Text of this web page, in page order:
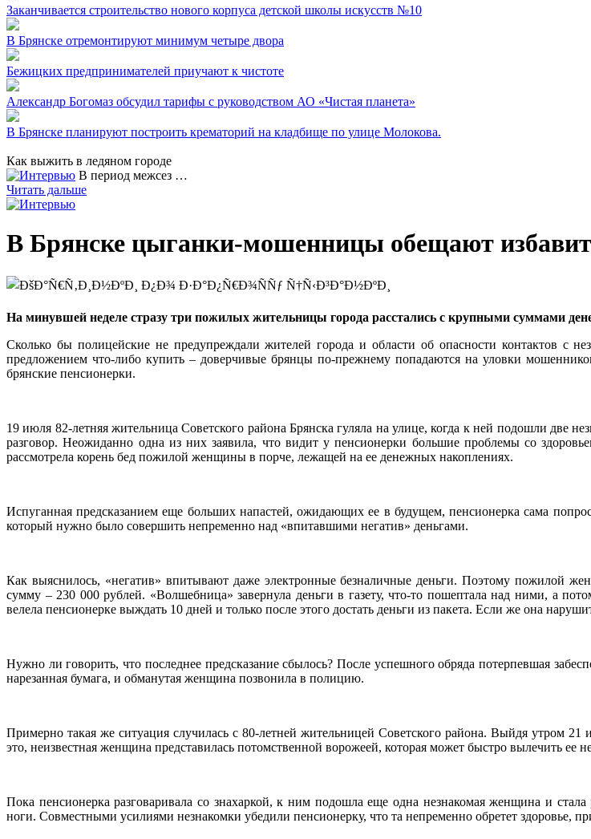
Заканчивается строительство нового корпуса детской школы искусств №10
В Брянске отремонтируют минимум четыре двора
Бежицких предпринимателей приучают к чистоте
Александр Богомаз обсудил тарифы с руководством АО «Чистая планета»
В Брянске планируют построить крематорий на кладбище по улице Молокова.
Как выжить в ледяном городе
В период межсез …
Читать дальше
В Брянске цыганки-мошенницы обещают
На минувшей неделе стразу три пожилых жительницы города расстались с крупными суммами
Сколько бы полицейские не предупреждали жителей города и области об опасности контактов
предложением что-либо купить – доверчивые брянцы по-прежнему попадаются на уловки
брянские пенсионерки.
19 июля 82-летняя жительница Советского района Брянска гуляла на улице, когда к ней подошли
разговор. Неожиданно одна из них заявила, что видит у пенсионерки большие проблемы со
рассмотрела корень бед пожилой женщины в порче, лежащей на ее денежных накоплениях.
Испуганная предсказанием еще больших напастей, ожидающих ее в будущем, пенсионерка сама
который нужно было совершить непременно над «впитавшими негатив» деньгами.
Как выяснилось, «негатив» впитывают даже электронные безналичные деньги. Поэтому пожилой
сумму – 230 000 рублей. «Волшебница» завернула деньги в газету, что-то пошептала над ними, а
велела пенсионерке выждать 10 дней и только после этого достать деньги из пакета. Если же она
Нужно ли говорить, что последнее предсказание сбылось? После успешного обряда потерпевшая
нарезанная бумага, и обманутая женщина позвонила в полицию.
Примерно такая же ситуация случилась с 80-летней жительницей Советского района. Выйдя утром
это, неизвестная женщина представилась потомственной ворожеей, которая может быстро вылечить ее
Пока пенсионерка разговаривала со знахаркой, к ним подошла еще одна незнакомая женщина и
ноги. Совместными усилиями незнакомки убедили пенсионерку, что та непременно обретет здоровье,